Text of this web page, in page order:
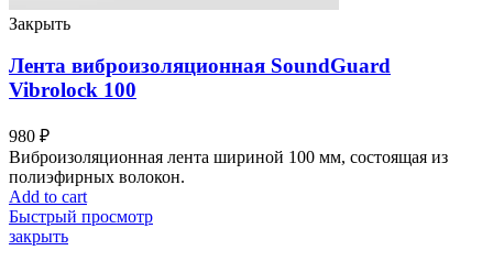
Закрыть
Лента виброизоляционная SoundGuard
Vibrolock 100
980 ₽
Виброизоляционная лента шириной 100 мм, состоящая из
полиэфирных волокон.
Add to cart
Быстрый просмотр
закрыть